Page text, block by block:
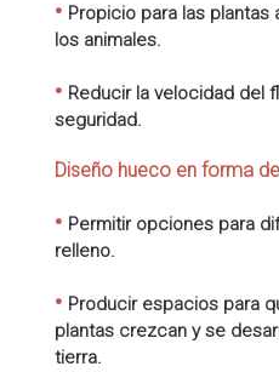
• Propicio para las
los animales.
• Reducir la velocidad del
seguridad.
Diseño hueco en forma
• Permitir opciones para
relleno.
• Producir espacios para
plantas crezcan y se
tierra.